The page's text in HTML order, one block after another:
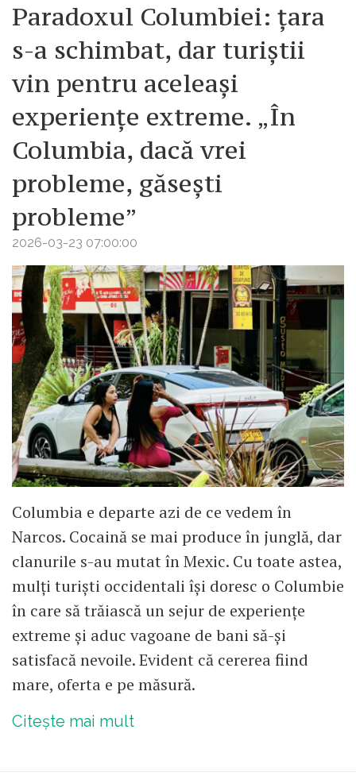
Paradoxul Columbiei: țara
s-a schimbat, dar turiștii
vin pentru aceleași
experiențe extreme. „În
Columbia, dacă vrei
probleme, găsești
probleme”
2026-03-23 07:00:00
Columbia e departe azi de ce vedem în
Narcos. Cocaină se mai produce în junglă, dar
clanurile s-au mutat în Mexic. Cu toate astea,
mulți turiști occidentali își doresc o Columbie
în care să trăiască un sejur de experiențe
extreme și aduc vagoane de bani să-și
satisfacă nevoile. Evident că cererea fiind
mare, oferta e pe măsură.
Citește mai mult